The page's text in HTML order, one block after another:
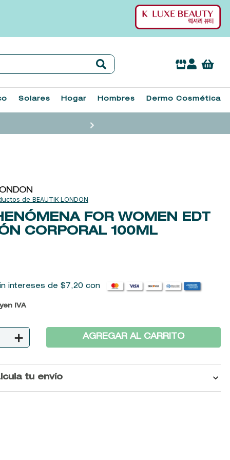
Solares Hogar Hombres Dermo Cosmética
BEAUTIK LONDON
FOR WOMEN EDT
CORPORAL 100ML
intereses de $ 7 ,20con
IVA
＋ AGREGAR AL CARRITO
tu envío